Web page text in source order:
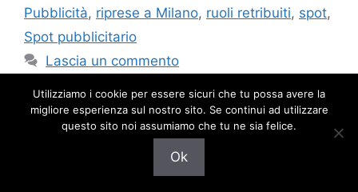
Pubblicità, riprese a Milano, ruoli retribuiti, spot,
Spot pubblicitario
Lascia un commento
Si cercano figurazioni
Utilizziamo i cookie per essere sicuri che tu possa avere la
migliore esperienza sul nostro sito. Se continui ad utilizzare
questo sito noi assumiamo che tu ne sia felice.
Ok